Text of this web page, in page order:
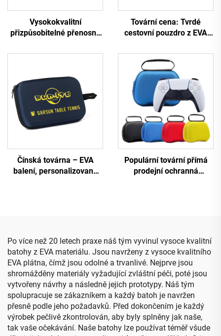
Vysokokvalitní
přizpůsobitelné přenosné
pro lyžařské brýle, luxusní
tuhé odolné přepravní
pouzdro
Tovární cena: Tvrdé
cestovní pouzdro z EVA
strojku nebo břitvy,
uzavíratelné skladovací
pouzdro s popruhem a
rukojetí a vloženou
pěnovou výplní
Čínská továrna – EVA
balení, personalizované
Populární tovární přímá
prodejní ochranná
Po více než 20 letech praxe náš tým vyvinul vysoce kvalitní
batohy z EVA materiálu. Jsou navrženy z vysoce kvalitního
EVA plátna, čímž jsou odolné a trvanlivé. Nejprve jsou
shromážděny materiály vyžadující zvláštní péči, poté jsou
vytvořeny návrhy a následně jejich prototypy. Náš tým
spolupracuje se zákazníkem a každý batoh je navržen
přesně podle jeho požadavků. Před dokončením je každý
výrobek pečlivě zkontrolován, aby byly splněny jak naše,
tak vaše očekávání. Naše batohy lze používat téměř všude